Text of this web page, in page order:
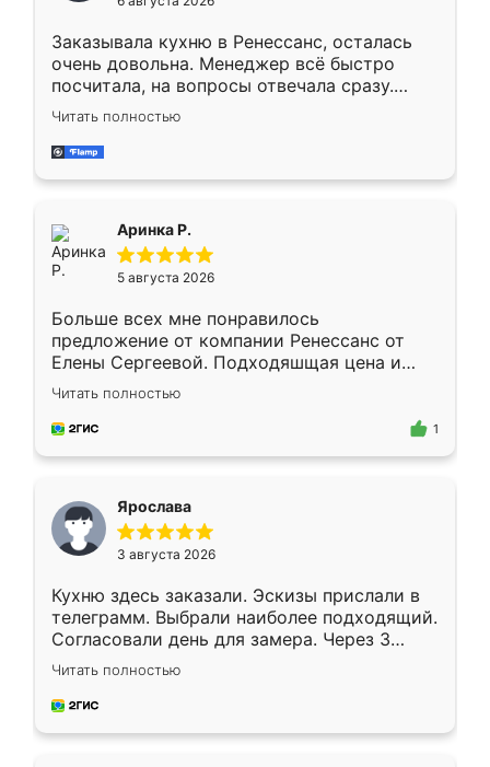
мебели буду заказывать только здесь.
Заказывала кухню в Ренессанс, осталась
очень довольна. Менеджер всё быстро
посчитала, на вопросы отвечала сразу.
Замерщик приехал в субботу, подошёл к
делу со всей ответственностью. Собрали
за день, ребята работали аккуратно, даже
Читать полностью
Аринка Р.
5 августа 2026
Больше всех мне понравилось
предложение от компании Ренессанс от
Елены Сергеевой. Подходяшщая цена и
короткие сроки изготовления. Приехавший
для замера сотрудник Владислав
предложил по моему эскизу самый
Читать полностью
1
Ярослава
3 августа 2026
Кухню здесь заказали. Эскизы прислали в
телеграмм. Выбрали наиболее подходящий.
Согласовали день для замера. Через 3
недели кухня была уже готова. Остались
довольны работой. Спасибо Ренессанс
мебель за качественную работу!
Читать полностью